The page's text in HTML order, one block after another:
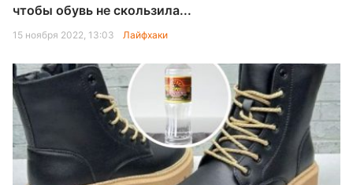
чтобы обувь не скользила...
15 ноября 2022, 13:03 Лайфхаки